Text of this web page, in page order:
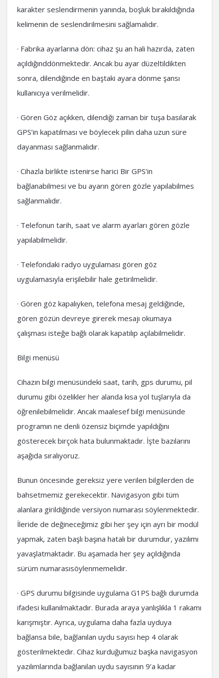
karakter seslendirmenin yanında, boşluk bırakıldığında
kelimenin de seslendirilmesini sağlamalıdır.
· Fabrika ayarlarına dön: cihaz şu an hali hazırda, zaten
açıldığınddönmektedir. Ancak bu ayar düzeltildikten
sonra, dilendiğinde en baştaki ayara dönme şansı
kullanıcıya verilmelidir.
· Gören Göz açıkken, dilendiği zaman bir tuşa basılarak
GPS’in kapatılması ve böylecek pilin daha uzun süre
dayanması sağlanmalıdır.
· Cihazla birlikte istenirse harici Bir GPS’in
bağlanabilmesi ve bu ayarın gören gözle yapılabilmes
sağlanmalıdır.
· Telefonun tarih, saat ve alarm ayarları gören gözle
yapılabilmelidir.
· Telefondaki radyo uygulaması gören göz
uygulamasıyla erişilebilir hale getirilmelidir.
· Gören göz kapalıyken, telefona mesaj geldiğinde,
gören gözün devreye girerek mesajı okumaya
çalışması isteğe bağlı olarak kapatılıp açılabilmelidir.
Bilgi menüsü
Cihazın bilgi menüsündeki saat, tarih, gps durumu, pil
durumu gibi özelikler her alanda kısa yol tuşlarıyla da
öğrenilebilmelidir. Ancak maalesef bilgi menüsünde
programın ne denli özensiz biçimde yapıldığını
gösterecek birçok hata bulunmaktadır. İşte bazılarını
aşağıda sıralıyoruz.
Bunun öncesinde gereksiz yere verilen bilgilerden de
bahsetmemiz gerekecektir. Navigasyon gibi tüm
alanlara girildiğinde versiyon numarası söylenmektedir.
İleride de değineceğimiz gibi her şey için ayrı bir modül
yapmak, zaten başlı başına hatalı bir durumdur, yazılımı
yavaşlatmaktadır. Bu aşamada her şey açıldığında
sürüm numarasısöylenmemelidir.
· GPS durumu bilgisinde uygulama G1PS bağlı durumda
ifadesi kullanılmaktadır. Burada araya yanlışlıkla 1 rakamı
karışmıştır. Ayrıca, uygulama daha fazla uyduya
bağlansa bile, bağlanılan uydu sayısı hep 4 olarak
gösterilmektedir. Cihaz kurduğumuz başka navigasyon
yazılımlarında bağlanılan uydu sayısının 9’a kadar